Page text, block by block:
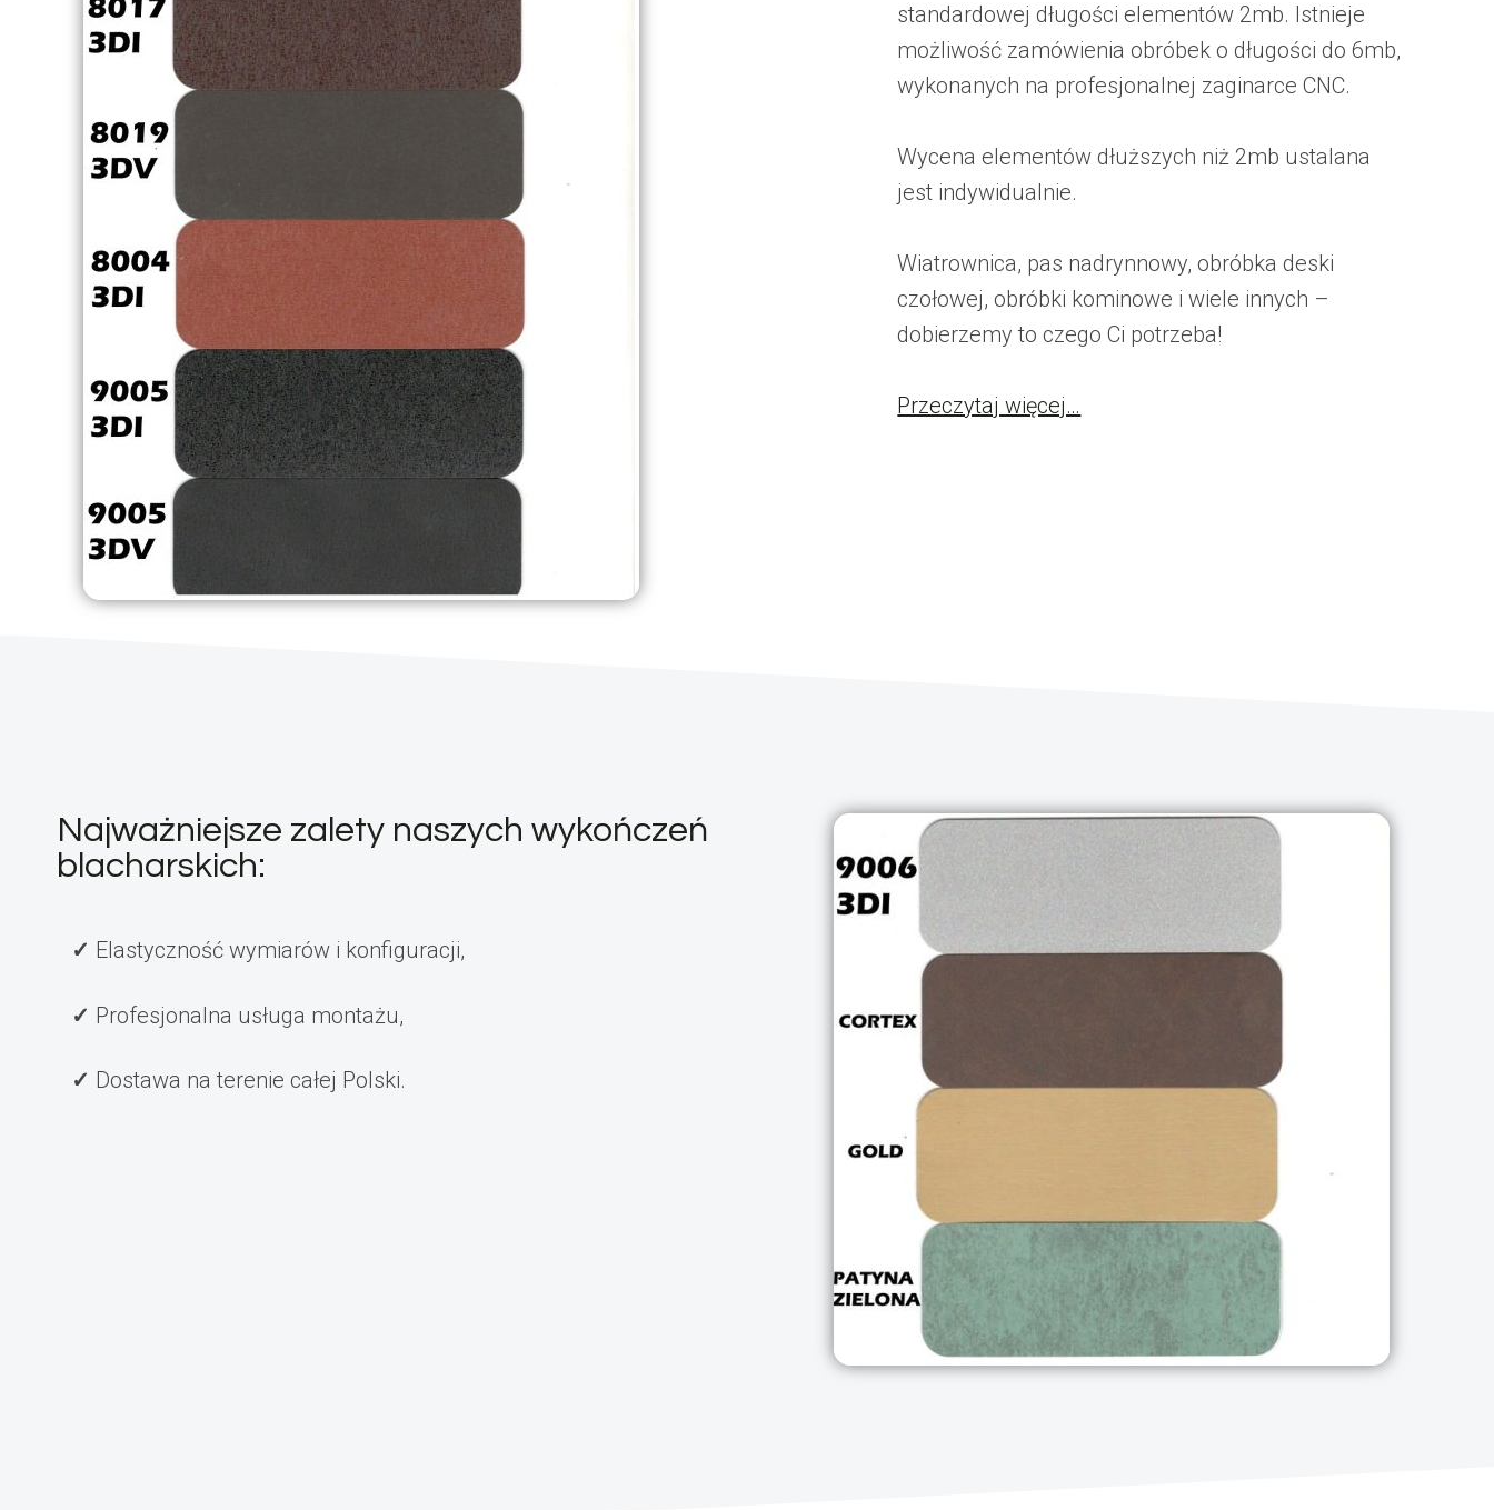
standardowej długości elementów 2mb. Istnieje
możliwość zamówienia obróbek o długości do 6mb,
wykonanych na profesjonalnej zaginarce CNC.
Wycena elementów dłuższych niż 2mb ustalana
jest indywidualnie.
Wiatrownica, pas nadrynnowy, obróbka deski
czołowej, obróbki kominowe i wiele innych –
dobierzemy to czego Ci potrzeba!
Przeczytaj więcej…
Najważniejsze zalety naszych wykończeń
blacharskich:
Elastyczność wymiarów i konfiguracji,
Profesjonalna usługa montażu,
Dostawa na terenie całej Polski.